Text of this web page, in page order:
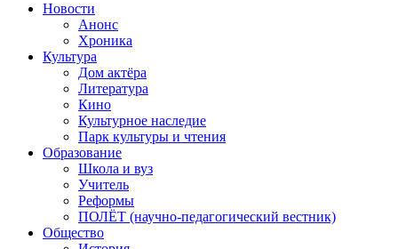
Новости
Анонс
Хроника
Культура
Дом актёра
Литература
Кино
Культурное наследие
Парк культуры и чтения
Образование
Школа и вуз
Учитель
Реформы
ПОЛЁТ (научно-педагогический вестник)
Общество